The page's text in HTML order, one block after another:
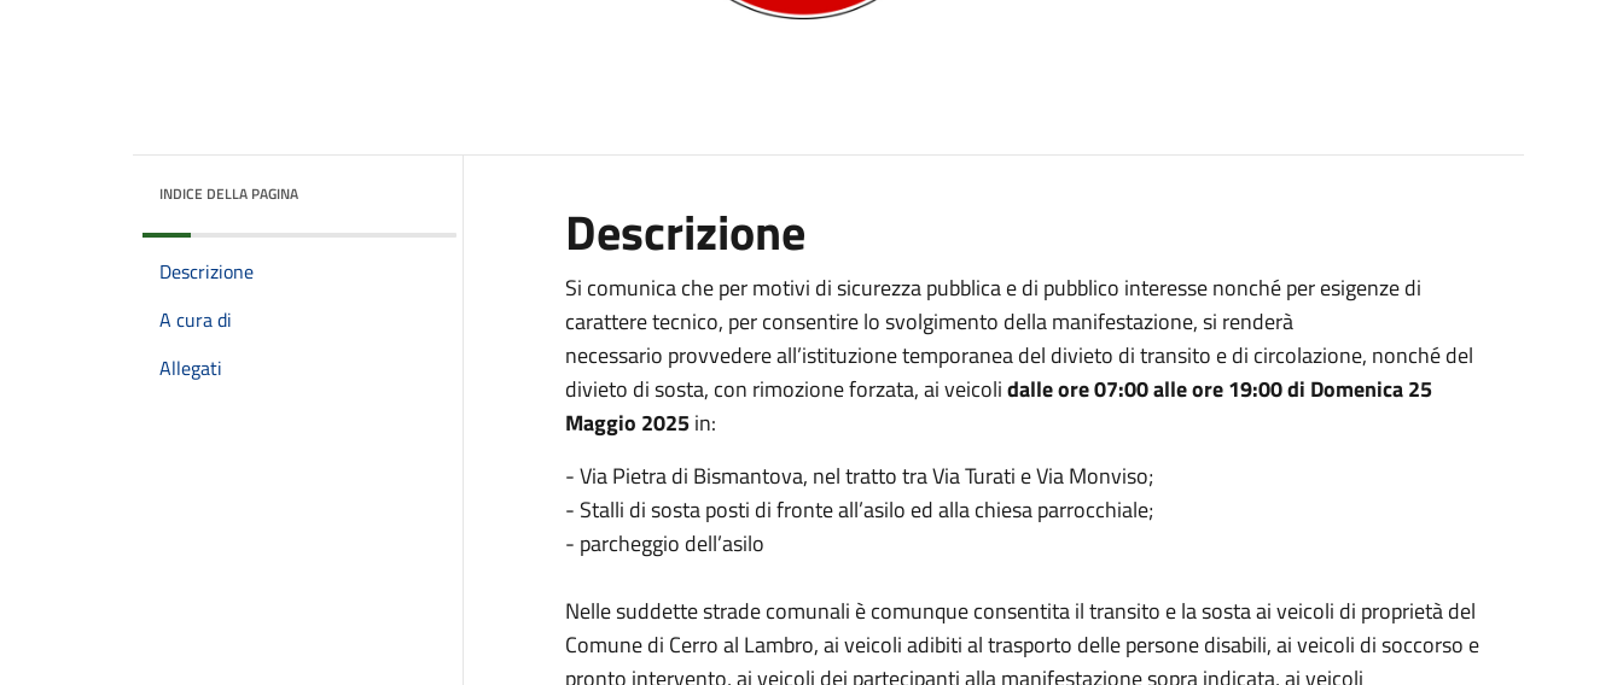
INDICE DELLA PAGINA
Descrizione
A cura di
Allegati
Descrizione
Si comunica che per motivi di sicurezza pubblica e di pubblico interesse nonché per esigenze di
carattere tecnico, per consentire lo svolgimento della manifestazione, si renderà
necessario provvedere all’istituzione temporanea del divieto di transito e di circolazione, nonché del
divieto di sosta, con rimozione forzata, ai veicolidalle ore 07:00 alle ore 19:00 di Domenica 25
Maggio 2025in:
- Via Pietra di Bismantova, nel tratto tra Via Turati e Via Monviso;
- Stalli di sosta posti di fronte all’asilo ed alla chiesa parrocchiale;
- parcheggio dell’asilo
Nelle suddette strade comunali è comunque consentita il transito e la sosta ai veicoli di proprietà del
Comune di Cerro al Lambro, ai veicoli adibiti al trasporto delle persone disabili, ai veicoli di soccorso e
pronto intervento, ai veicoli dei partecipanti alla manifestazione sopra indicata, ai veicoli